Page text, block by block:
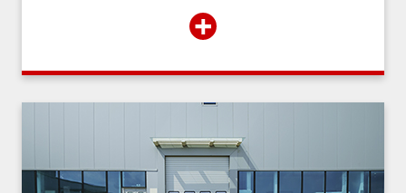
l’accès à l’immeuble aux résidents ou aux
personnes autorisées par ces derniers.
+